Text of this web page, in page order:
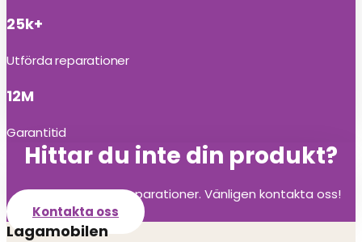
25k+
Utförda reparationer
12M
Garantitid
Hittar du inte din produkt?
Vi utför alla olika reparationer. Vänligen kontakta oss!
Kontakta oss
Lagamobilen